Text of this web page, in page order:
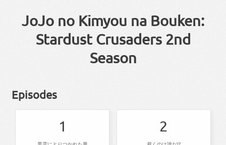
JoJo no Kimyou na Bouken:
Stardust Crusaders 2nd
Season
Episodes
1 2